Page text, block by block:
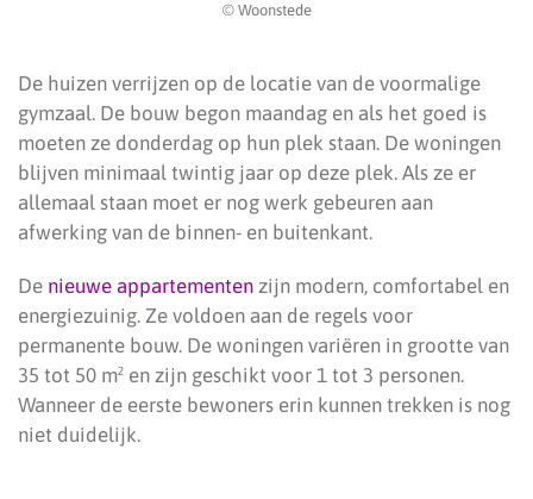
© Woonstede
De huizen verrijzen op de locatie van de voormalige
gymzaal. De bouw begon maandag en als het goed is
moeten ze donderdag op hun plek staan. De woningen
blijven minimaal twintig jaar op deze plek. Als ze er
allemaal staan moet er nog werk gebeuren aan
afwerking van de binnen- en buitenkant.
De nieuwe appartementen zijn modern, comfortabel en
energiezuinig. Ze voldoen aan de regels voor
permanente bouw. De woningen variëren in grootte van
35 tot 50 m² en zijn geschikt voor 1 tot 3 personen.
Wanneer de eerste bewoners erin kunnen trekken is nog
niet duidelijk.